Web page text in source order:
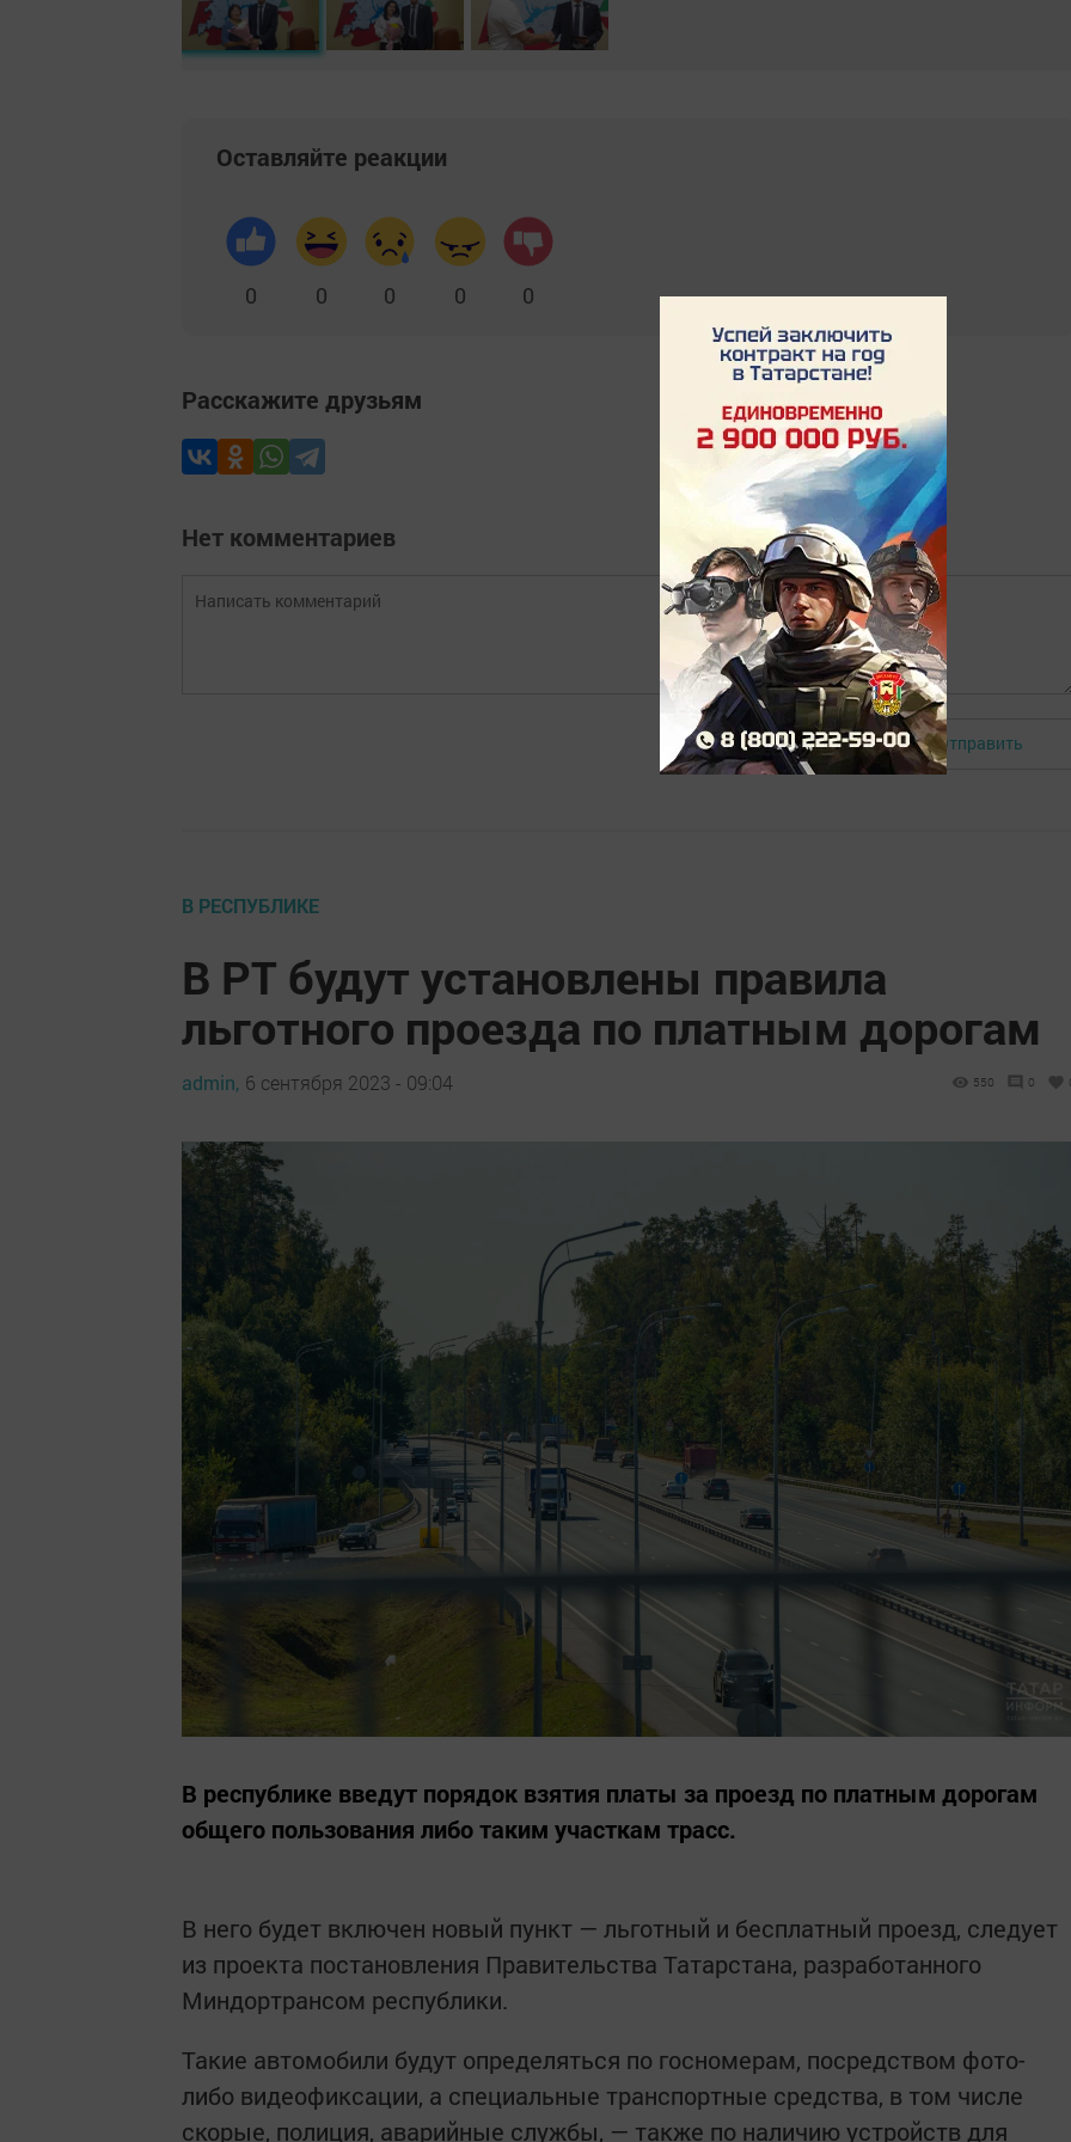
Оставляйте реакции
0 0 0 0 0
Расскажите друзьям
Нет комментариев
Авторизоваться Отправить
В РЕСПУБЛИКЕ
В РТ будут установлены правила
льготного проезда по платным дорогам
admin, 6 сентября 2023 - 09:04 550 0
В республике введут порядок взятия платы за проезд по платным дорогам
общего пользования либо таким участкам трасс.
В него будет включен новый пункт — льготный и бесплатный проезд, следует
из проекта постановления Правительства Татарстана, разработанного
Миндортрансом республики.
Такие автомобили будут определяться по госномерам, посредством фото-
либо видеофиксации, а специальные транспортные средства, в том числе
скорые, полиция, аварийные службы, — также по наличию устройств для